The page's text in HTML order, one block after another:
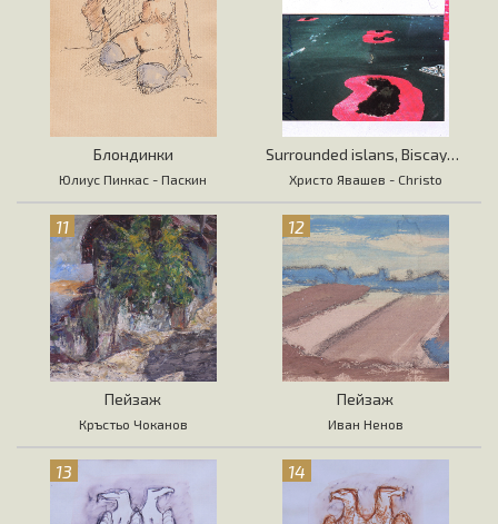
Блондинки
Юлиус Пинкас - Паскин
Surrounded islans, Biscayne Bay
Христо Явашев - Christo
11
Пейзаж
Кръстьо Чоканов
12
Пейзаж
Иван Ненов
13 14